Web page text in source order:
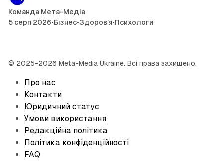
Команда Мета-Медіа
5 серп 2026•Бізнес•Здоров’я•Психологи
© 2025-2026 Meta-Media Ukraine. Всі права захищено.
Про нас
Контакти
Юридичний статус
Умови використання
Редакційна політика
Політика конфіденційності
FAQ